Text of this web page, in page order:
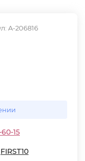
A-206816
15
FIRST10